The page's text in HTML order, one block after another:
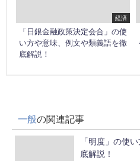
経済
「日銀金融政策決定会合」の使
い方や意味、例文や類義語を徹
底解説！
一般の関連記事
「明度」の使
底解説！